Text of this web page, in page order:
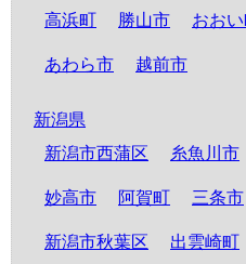
高浜町 勝山市 おお
あわら市 越前市
新潟県
新潟市西蒲区
糸魚川市
妙高市 阿賀町 三条市
新潟市秋葉区 出雲崎町